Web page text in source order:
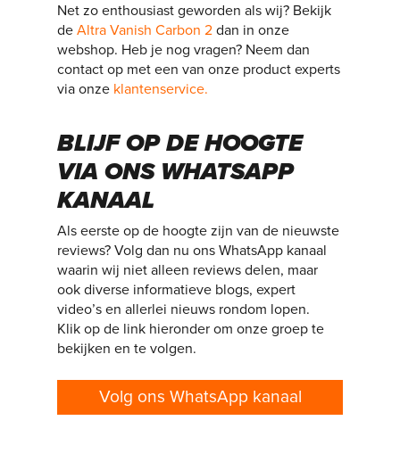
Net zo enthousiast geworden als wij? Bekijk
deAltra Vanish Carbon 2 dan in onze
webshop. Heb je nog vragen? Neem dan
contact op met een van onze product experts
via onze klantenservice.
BLIJF OP DE HOOGTE
VIA ONS WHATSAPP
KANAAL
Als eerste op de hoogte zijn van de nieuwste
reviews? Volg dan nu ons WhatsApp kanaal
waarin wij niet alleen reviews delen, maar
ook diverse informatieve blogs, expert
video’s en allerlei nieuws rondom lopen.
Klik op de link hieronder om onze groep te
bekijken en te volgen.
Volg ons WhatsApp kanaal